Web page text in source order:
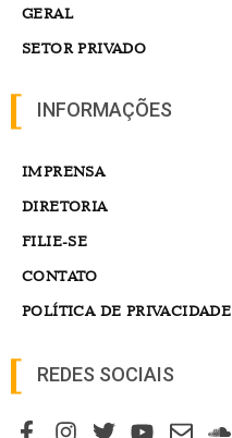
GERAL
SETOR PRIVADO
INFORMAÇÕES
IMPRENSA
DIRETORIA
FILIE-SE
CONTATO
POLÍTICA DE PRIVACIDADE
REDES SOCIAIS